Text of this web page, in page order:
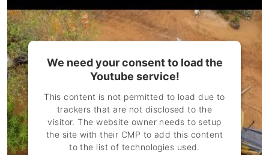
der Fluss wurde umgeleitet; er führte immer weniger
Wasser und ist inzwischen komplett ausgetrocknet.
Über viele Jahrzehnte hinweg lebten die Menschen in El
Hatillo von dem, was sie in und rund um ihr Dorf
erwirtschaften konnten. Vieles, was sie dafür benötigten,
wurde ihnen genommen.
We need your consent to load the
Youtube service!
This content is not permitted to load due to
trackers that are not disclosed to the
visitor. The website owner needs to setup
the site with their CMP to add this content
to the list of technologies used.